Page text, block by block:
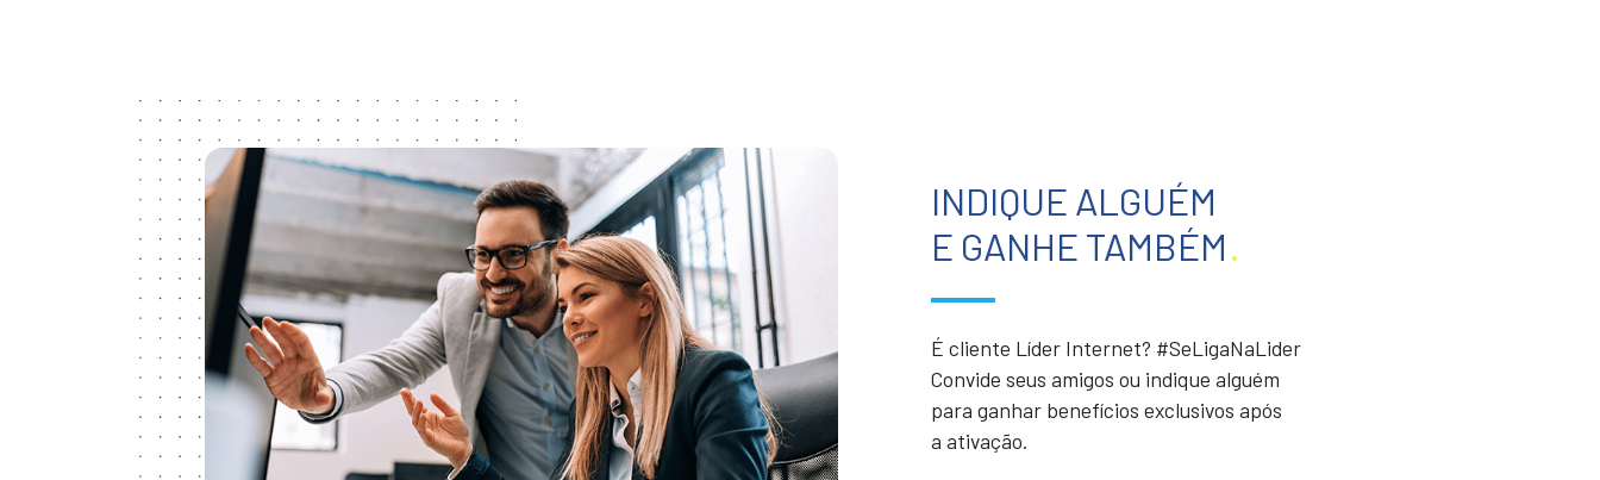
INDIQUE ALGUÉM
E GANHE TAMBÉM.
É cliente Líder Internet? #SeLigaNaLider
Convide seus amigos ou indique alguém
para ganhar benefícios exclusivos após
a ativação.